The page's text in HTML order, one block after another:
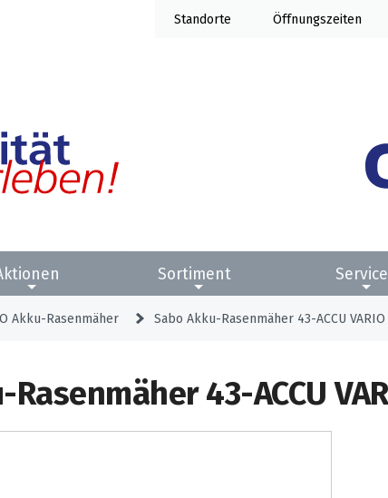
Standorte Öffnung
Sortiment Service
Akku-Rasenmäher Sabo Akku-Rasenmäher 43-ACCU VARIO
43-ACCU